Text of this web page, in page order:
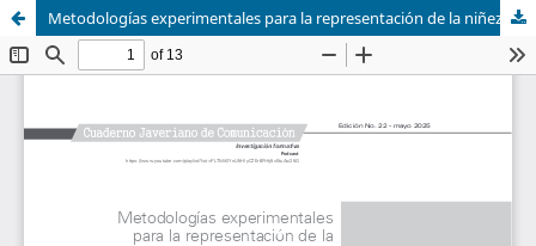
Metodologías experimentales para la representación de la niñez en barrios vulnerables de Siloé, Cali (Colombia